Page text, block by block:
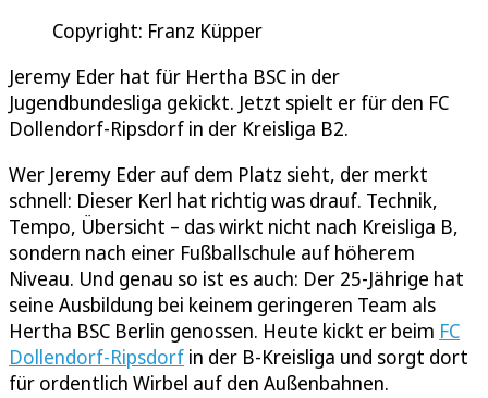
Copyright: Franz Küpper
Jeremy Eder hat für Hertha BSC in der
Jugendbundesliga gekickt. Jetzt spielt er für den FC
Dollendorf-Ripsdorf in der Kreisliga B2.
Wer Jeremy Eder auf dem Platz sieht, der merkt
schnell: Dieser Kerl hat richtig was drauf. Technik,
Tempo, Übersicht – das wirkt nicht nach Kreisliga B,
sondern nach einer Fußballschule auf höherem
Niveau. Und genau so ist es auch: Der 25-Jährige hat
seine Ausbildung bei keinem geringeren Team als
Hertha BSC Berlin genossen. Heute kickt er beim FC
Dollendorf-Ripsdorf in der B-Kreisliga und sorgt dort
für ordentlich Wirbel auf den Außenbahnen.